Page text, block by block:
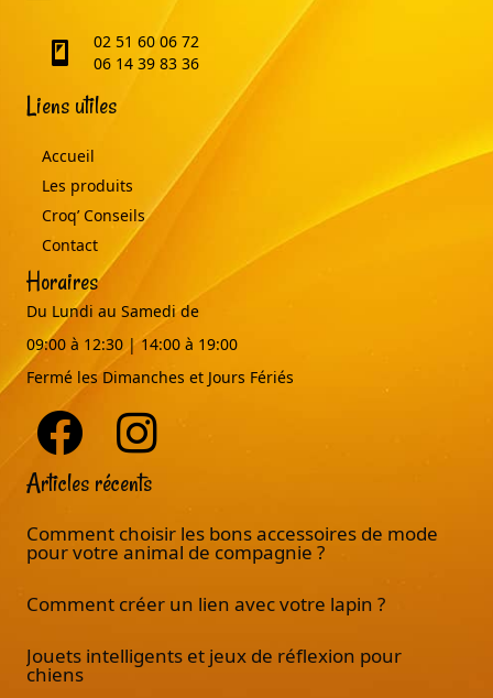
telephone02 51 60 06 72
06 14 39 83 36
Liens utiles
Accueil
Les produits
Croq’ Conseils
Contact
Horaires
Du Lundi au Samedi de
09:00 à 12:30 | 14:00 à 19:00
Fermé les Dimanches et Jours Fériés
Articles récents
Comment choisir les bons accessoires de mode
pour votre animal de compagnie ?
Comment créer un lien avec votre lapin ?
Jouets intelligents et jeux de réflexion pour
chiens